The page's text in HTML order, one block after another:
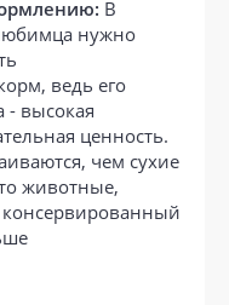
В
нужно
ведь его
- высокая
ценность.
чем сухие
животные,